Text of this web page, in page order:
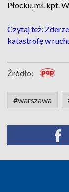
Płocku, mł. kpt.
Czytaj też:
katastrofę w
Źródło:
#warszawa